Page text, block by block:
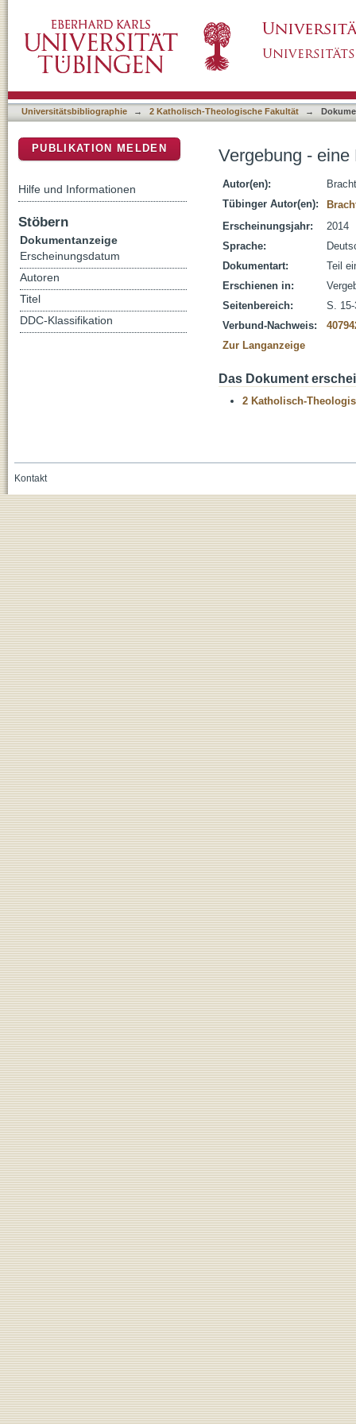
Universitätsbibliographie → 2 Katholisch-Theologische Fakultät →
Vergebung -
Autor(en):
Tübinger Autor(en):
Erscheinungsjahr:
2014
Sprache:
Dokumentart:
Teil
Erschienen in:
Seitenbereich:
S. 15-
Verbund-Nachweis:
Zur Langanzeige
Das Dokument
2 Katholisch-
PUBLIKATION MELDEN
Hilfe und Informationen
Stöbern
Dokumentanzeige
Erscheinungsdatum
Autoren
Titel
DDC-Klassifikation
Kontakt